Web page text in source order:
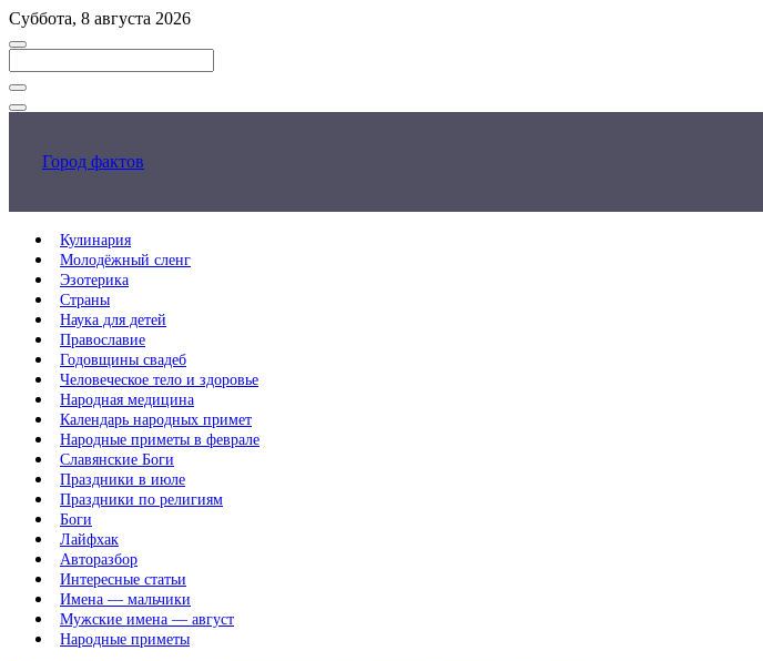
Перейти
к
контенту
Суббота, 8 августа 2026
Закрыть
Город фактов
Кулинария
Молодёжный сленг
Эзотерика
Страны
Наука для детей
Православие
Годовщины свадеб
Человеческое тело и здоровье
Народная медицина
Календарь народных примет
Народные приметы в феврале
Славянские Боги
Праздники в июле
Праздники по религиям
Боги
Лайфхак
Авторазбор
Интересные статьи
Имена — мальчики
Мужские имена — август
Народные приметы